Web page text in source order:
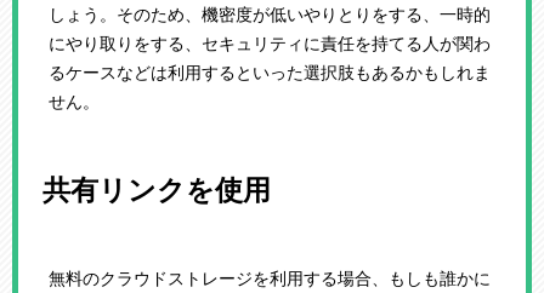
しょう。そのため、機密度が低いやりとりをする、一時的
にやり取りをする、セキュリティに責任を持てる人が関わ
るケースなどは利用するといった選択肢もあるかもしれま
せん。
共有リンクを使用
無料のクラウドストレージを利用する場合、もしも誰かに